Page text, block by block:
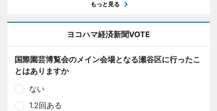
もっと見る
ヨコハマ経済新聞VOTE
国際園芸博覧会のメイン会場となる瀬谷区に行ったこ
とはありますか
ない
1.2回ある